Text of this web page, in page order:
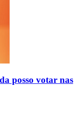
posso votar nas